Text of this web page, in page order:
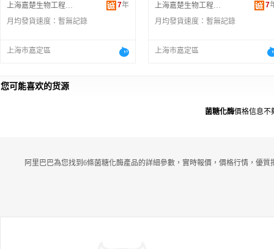
上海嘉楚生物工程有限公司
7年
月均發貨速度： 暫無記錄
上海市嘉定區
上海嘉楚生物工程有限公司
7
月均發貨速度： 暫無記錄
上海市嘉定區
您可能喜欢的货源
菌糖化酶價格信息不
阿里巴巴為您找到6條菌糖化酶產品的詳細參數，實時報價，價格行情，優質